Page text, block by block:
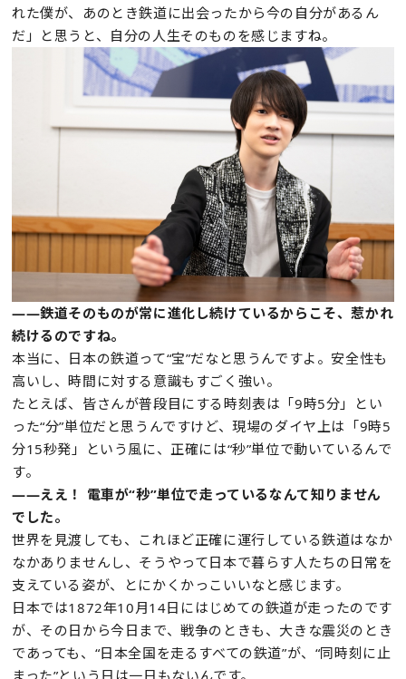
れた僕が、あのとき鉄道に出会ったから今の自分があるん
だ」と思うと、自分の人生そのものを感じますね。
——鉄道そのものが常に進化し続けているからこそ、惹かれ
続けるのですね。
本当に、日本の鉄道って“宝”だなと思うんですよ。安全性も
高いし、時間に対する意識もすごく強い。
たとえば、皆さんが普段目にする時刻表は「9時5分」とい
った“分”単位だと思うんですけど、現場のダイヤ上は「9時5
分15秒発」という風に、正確には“秒”単位で動いているんで
す。
——ええ！ 電車が“秒”単位で走っているなんて知りません
でした。
世界を見渡しても、これほど正確に運行している鉄道はなか
なかありませんし、そうやって日本で暮らす人たちの日常を
支えている姿が、とにかくかっこいいなと感じます。
日本では1872年10月14日にはじめての鉄道が走ったのです
が、その日から今日まで、戦争のときも、大きな震災のとき
であっても、“日本全国を走るすべての鉄道”が、“同時刻に止